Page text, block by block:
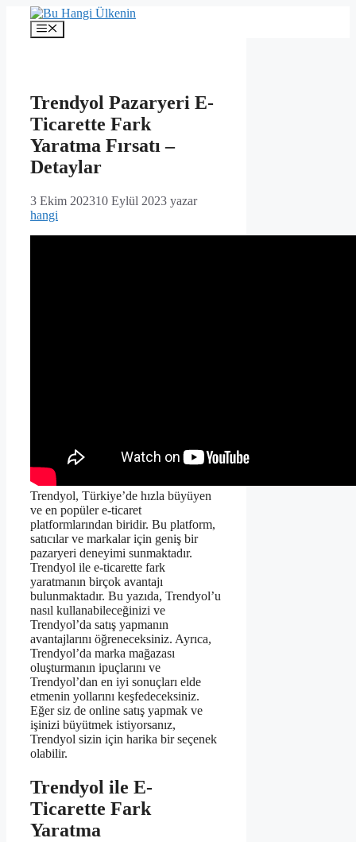
İçeriğe
Menü
Trendyol Pazaryeri E-
Ticarette Fark
Yaratma Fırsatı –
Detaylar
3 Ekim 202310 Eylül 2023 yazar
hangi
Trendyol, Türkiye’de hızla büyüyen
ve en popüler e-ticaret
platformlarından biridir. Bu platform,
satıcılar ve markalar için geniş bir
pazaryeri deneyimi sunmaktadır.
Trendyol ile e-ticarette fark
yaratmanın birçok avantajı
bulunmaktadır. Bu yazıda, Trendyol’u
nasıl kullanabileceğinizi ve
Trendyol’da satış yapmanın
avantajlarını öğreneceksiniz. Ayrıca,
Trendyol’da marka mağazası
oluşturmanın ipuçlarını ve
Trendyol’dan en iyi sonuçları elde
etmenin yollarını keşfedeceksiniz.
Eğer siz de online satış yapmak ve
işinizi büyütmek istiyorsanız,
Trendyol sizin için harika bir seçenek
olabilir.
Trendyol ile E-
Ticarette Fark
Yaratma